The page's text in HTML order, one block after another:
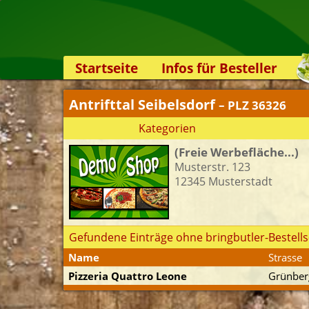
Startseite
Infos für Besteller
Lieferservice-App
Weiterempfehlen
Newsletter
Sicherheit
Kontakt
Antrifttal Seibelsdorf– PLZ 36326
Kategorien
(Freie Werbefläche...)
Musterstr. 123
12345 Musterstadt
Gefundene Einträge ohne bringbutler-
Name Strasse
Pizzeria Quattro Leone